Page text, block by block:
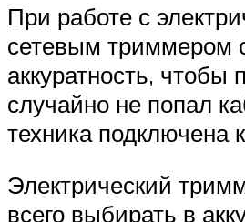
При работе с
сетевым триммером
аккуратность, чтобы
случайно не попал
техника подключена
Электрический
всего выбирать в